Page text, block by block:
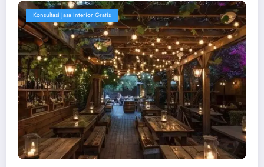
Konsultasi Jasa Interior Gratis
ruangkayu.com